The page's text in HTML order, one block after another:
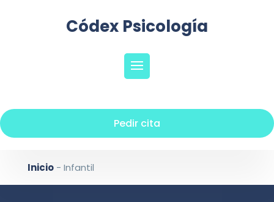
Códex Psicología
Pedir cita
Inicio- Infantil